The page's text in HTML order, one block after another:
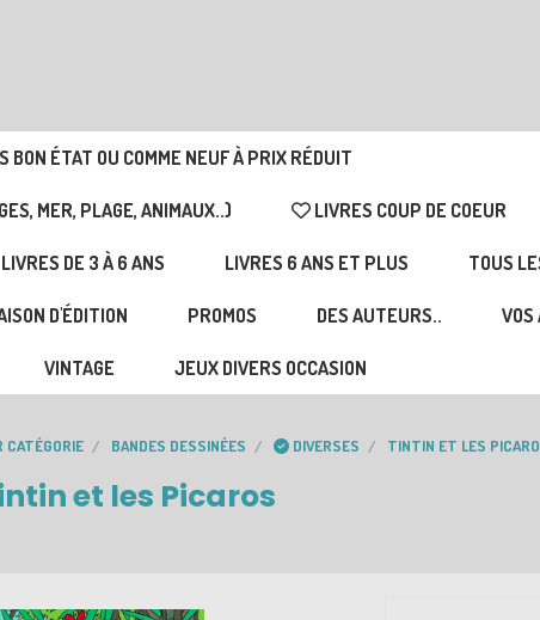
BON ÉTAT OU COMME NEUF À PRIX RÉDUIT
MER, PLAGE, ANIMAUX..) LIVRES COUP DE COEUR
LIVRES DE 3 À 6 ANS LIVRES 6 ANS ET PLUS TOUS
D'ÉDITION PROMOS DES AUTEURS.. VOS
VINTAGE JEUX DIVERS OCCASION
CATÉGORIE BANDES DESSINÉES DIVERSES TINTIN ET LES
et les Picaros